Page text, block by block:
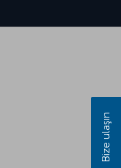
Bize ulaşın